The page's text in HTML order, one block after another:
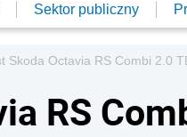
Sektor publiczny
Skoda Octavia RS Combi 2.0
RS